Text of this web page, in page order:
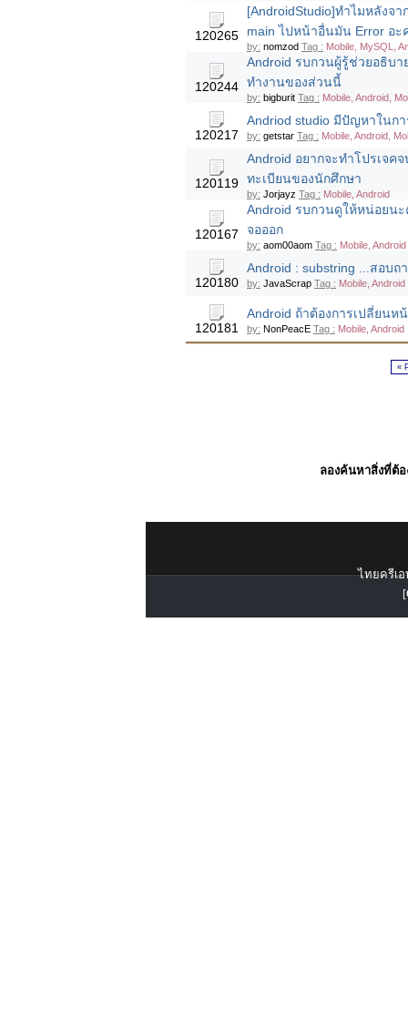
120265
[AndroidStudio]ทำไมหลังจ
main ไปหน้าอื่นมัน Error อะ
by: nomzod Tag : Mobile, MySQL,
120244
Android รบกวนผู้รู้ช่วยอธิบ
ทำงานของส่วนนี้
by: bigburit Tag : Mobile, Android,
120217
Andriod studio มีปัญหาในก
by: getstar Tag : Mobile, Android,
120119
Android อยากจะทำโปรเจค
ทะเบียนของนักศึกษา
by: Jorjayz Tag : Mobile, Android
120167
Android รบกวนดูให้หน่อยน
จอออก
by: aom00aom Tag : Mobile, Android
120180
Android : substring ...สอบถ
by: JavaScrap Tag : Mobile, Android
120181
Android ถ้าต้องการเปลี่ยนห
by: NonPeacE Tag : Mobile, Android
«
ลองค้นหาสิ่งที่ต้อ
ไทยครีเอ
[